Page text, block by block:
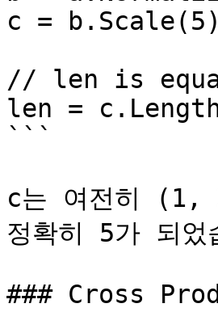
c =
// len is
len =
```
c는 여전히 (1,
정확히 5가 되었
### Cross